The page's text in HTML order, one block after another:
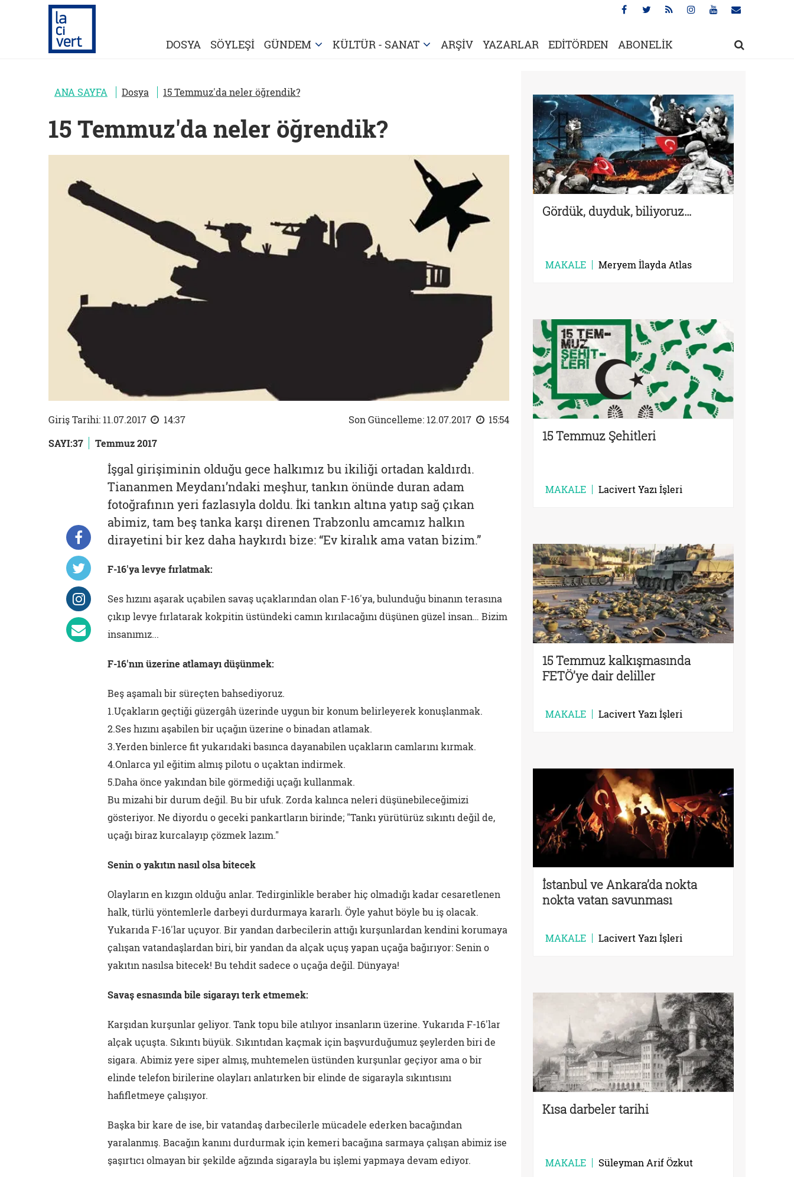
DOSYA SÖYLEŞİ GÜNDEM KÜLTÜR - SANAT ARŞİV YAZARLAR EDİTÖRDEN ABONELİK
ANA SAYFA Dosya 15 Temmuz'da neler öğrendik?
15 Temmuz'da neler öğrendik?
Giriş Tarihi: 11.07.2017 14:37 Son Güncelleme: 12.07.2017
15:54
SAYI:37
Temmuz 2017
İşgal girişiminin olduğu gece halkımız bu ikiliği ortadan kaldırdı.
Tiananmen Meydanı’ndaki meşhur, tankın önünde duran adam
fotoğrafının yeri fazlasıyla doldu. İki tankın altına yatıp sağ çıkan
abimiz, tam beş tanka karşı direnen Trabzonlu amcamız halkın
dirayetini bir kez daha haykırdı bize: “Ev kiralık ama vatan bizim.”
F-16'ya levye fırlatmak:
Ses hızını aşarak uçabilen savaş uçaklarından olan F-16'ya, bulunduğu binanın terasına
çıkıp levye fırlatarak kokpitin üstündeki camın kırılacağını düşünen güzel insan… Bizim
insanımız...
F-16'nın üzerine atlamayı düşünmek:
Beş aşamalı bir süreçten bahsediyoruz.
1.Uçakların geçtiği güzergâh üzerinde uygun bir konum belirleyerek konuşlanmak.
2.Ses hızını aşabilen bir uçağın üzerine o binadan atlamak.
3.Yerden binlerce fit yukarıdaki basınca dayanabilen uçakların camlarını kırmak.
4.Onlarca yıl eğitim almış pilotu o uçaktan indirmek.
5.Daha önce yakından bile görmediği uçağı kullanmak.
Bu mizahi bir durum değil. Bu bir ufuk. Zorda kalınca neleri düşünebileceğimizi
gösteriyor. Ne diyordu o geceki pankartların birinde; "Tankı yürütürüz sıkıntı değil de,
uçağı biraz kurcalayıp çözmek lazım."
Senin o yakıtın nasıl olsa bitecek
Olayların en kızgın olduğu anlar. Tedirginlikle beraber hiç olmadığı kadar cesaretlenen
halk, türlü yöntemlerle darbeyi durdurmaya kararlı. Öyle yahut böyle bu iş olacak.
Yukarıda F-16'lar uçuyor. Bir yandan darbecilerin attığı kurşunlardan kendini korumaya
çalışan vatandaşlardan biri, bir yandan da alçak uçuş yapan uçağa bağırıyor: Senin o
yakıtın nasılsa bitecek! Bu tehdit sadece o uçağa değil. Dünyaya!
Savaş esnasında bile sigarayı terk etmemek:
Karşıdan kurşunlar geliyor. Tank topu bile atılıyor insanların üzerine. Yukarıda F-16'lar
alçak uçuşta. Sıkıntı büyük. Sıkıntıdan kaçmak için başvurduğumuz şeylerden biri de
sigara. Abimiz yere siper almış, muhtemelen üstünden kurşunlar geçiyor ama o bir
elinde telefon birilerine olayları anlatırken bir elinde de sigarayla sıkıntısını
hafifletmeye çalışıyor.
Başka bir kare de ise, bir vatandaş darbecilerle mücadele ederken bacağından
yaralanmış. Bacağın kanını durdurmak için kemeri bacağına sarmaya çalışan abimiz ise
şaşırtıcı olmayan bir şekilde ağzında sigarayla bu işlemi yapmaya devam ediyor.
Gördük, duyduk, biliyoruz…
MAKALE Meryem İlayda Atlas
15 Temmuz Şehitleri
MAKALE Lacivert Yazı İşleri
15 Temmuz kalkışmasında
FETÖ’ye dair deliller
MAKALE Lacivert Yazı İşleri
İstanbul ve Ankara’da nokta
nokta vatan savunması
MAKALE Lacivert Yazı İşleri
Kısa darbeler tarihi
MAKALE Süleyman Arif Özkut